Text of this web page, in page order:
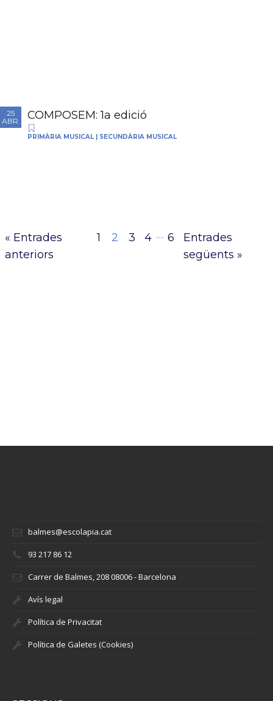
25
ABR.
COMPOSEM: 1a edició
PRIMÀRIA MUSICAL | SECUNDÀRIA MUSICAL
« Entrades
anteriors
1 2 3 4 … 6
Entrades
següents »
balmes@escolapia.cat
93 217 86 12
Carrer de Balmes, 208 08006 - Barcelona
Avís legal
Política de Privacitat
Política de Galetes (Cookies)